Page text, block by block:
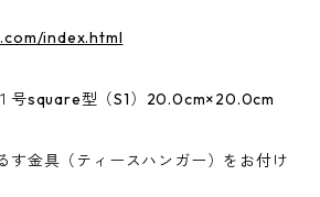
index.html
号square型（S1）20.0cm×20.0cm
す金具（ティースハンガー）をお付け